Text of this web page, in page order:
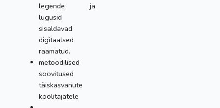
legende ja
lugusid
sisaldavad
digitaalsed
raamatud.
metoodilised
soovitused
täiskasvanute
koolitajatele